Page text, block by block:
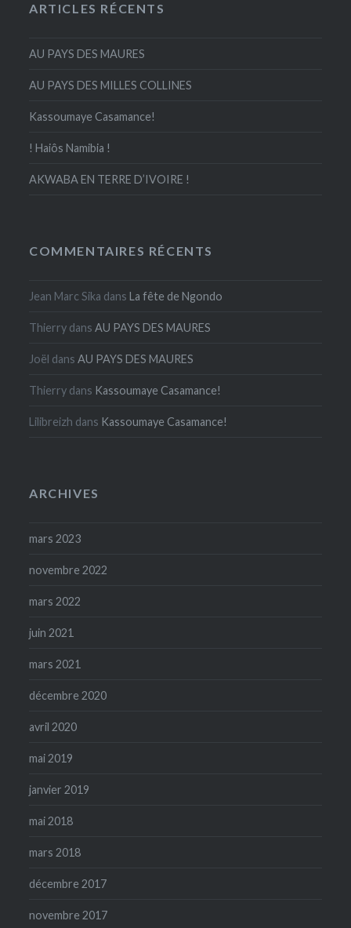
ARTICLES RÉCENTS
AU PAYS DES MAURES
AU PAYS DES MILLES COLLINES
Kassoumaye Casamance!
! Haiôs Namibia !
AKWABA EN TERRE D’IVOIRE !
COMMENTAIRES RÉCENTS
Jean Marc Sika dansLa fête de Ngondo
Thierry dansAU PAYS DES MAURES
Joël dansAU PAYS DES MAURES
Thierry dans Kassoumaye Casamance!
Lilibreizh dans Kassoumaye Casamance!
ARCHIVES
mars 2023
novembre 2022
mars 2022
juin 2021
mars 2021
décembre 2020
avril 2020
mai 2019
janvier 2019
mai 2018
mars 2018
décembre 2017
novembre 2017